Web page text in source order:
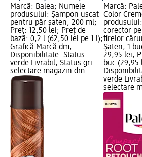
Marcă: Balea; Numele
produsului: Șampon uscat
pentru păr șaten, 200 ml;
Preț: 12,50 lei; Preț de
bază: 0,2 l (62,50 lei pe 1 l);
Grafică Marcă dm;
Disponibilitate: Status
verde Livrabil, Status gri
selectare magazin dm
Marcă:
Color
corector
firelor
Șaten, 1
29,95 lei;
buc (29,95
verde
selectare